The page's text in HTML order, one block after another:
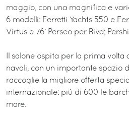
maggio, con una magnifica e
6 modelli: Ferretti Yachts 550 e
Virtus e 76’ Perseo per Riva;
Il salone ospita per la prima
navali, con un importante spazio
raccoglie la migliore offerta
internazionale: più di 600 le
mare.